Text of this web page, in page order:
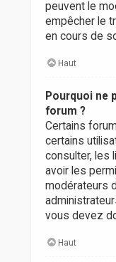
peuvent le
empêcher le
en cours de
Haut
Pourquoi ne
forum ?
Certains
certains
consulter, les
avoir les
modérateurs
vous devez
Haut